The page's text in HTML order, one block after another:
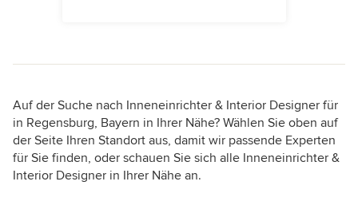
Auf der Suche nach Inneneinrichter & Interior Designer für
in Regensburg, Bayern in Ihrer Nähe? Wählen Sie oben auf
der Seite Ihren Standort aus, damit wir passende Experten
für Sie finden, oder schauen Sie sich alle Inneneinrichter &
Interior Designer in Ihrer Nähe an.